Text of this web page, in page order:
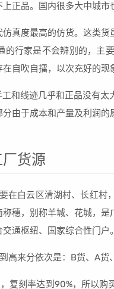
正品。国内很多大中城市
真度最高的仿货。这类
的行家是不会辨别的，主
自吹自擂，以次充好的现
和线迹几乎和正品没有
由于成本和产量及利润
货源
在白云区清湖村、长红
穗，别称羊城、花城，
通枢纽、国家综合性门户。
来分依次是：B货、A货
复刻率达到90%，所以